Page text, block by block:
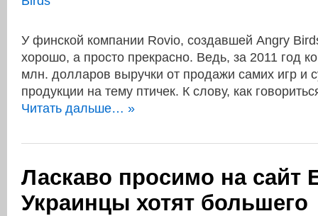
У финской компании Rovio, создавшей Angry
хорошо, а просто прекрасно. Ведь, за 2011 год
млн. долларов выручки от продажи самих игр и
продукции на тему птичек. К слову, как
Читать дальше… »
Ласкаво просимо на сайт
Украинцы хотят большего